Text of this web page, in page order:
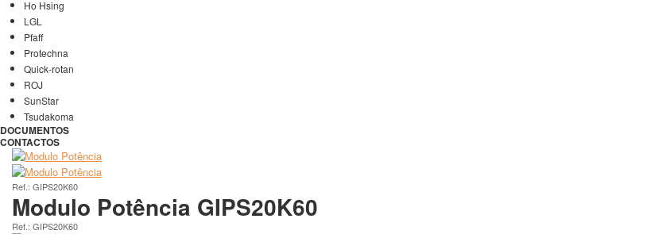
Ho Hsing
LGL
Pfaff
Protechna
Quick-rotan
ROJ
SunStar
Tsudakoma
DOCUMENTOS
CONTACTOS
Ref.: GIPS20K60
Modulo Potência GIPS20K60
Ref.: GIPS20K60